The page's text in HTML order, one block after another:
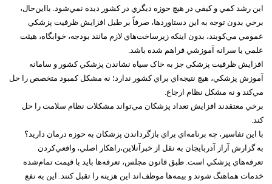
اين رشد کمي و کيفي در هيچ حوزه ديگري در کشور ديده نمي‌شود. بااين‌حال،
برخي بدون توجه به اين دستاوردها، صرفاً بر طبل افزايش ظرفيت پزشکي
عمومي مي‌کوبند، بدون اينکه زيرساخت‌هاي لازم مانند بودجه، خوابگاه، هيئت
علمي يا سرانه آموزشي فراهم شده باشد.
افزايش ظرفيت پزشکي جز به خاک سياه نشاندن پزشکي کشور و سامانه
آموزش پزشکي، هيچ نتيجه‌اي براي کشور ندارد؛ نه مشکل کمبود متخصص را حل
مي‌کند و نه مشکل نظام ارجاع.
برخي معتقدند افزايش تعداد پزشکان مي‌تواند مشکلات نظام سلامت را حل
کند.
با اين تفاسير، چه برنامه‌اي براي بازگرداندن پزشکان به حوزه درمان داريد؟
به گزارش آراز آذربايجان به نقل از خبرآنلاين،راهکار اصلي، واقعي‌کردن
تعرفه‌هاي پزشکي است. طبق قانون مجلس، تعرفه‌ها بايد با قيمت تمام‌شده
خدمات هماهنگ شوند و بيمه‌ها موظف‌اند اين هزينه را تقبل کنند. اين به نفع